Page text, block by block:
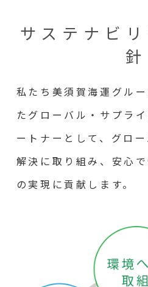
サステナビ
針
私たち美須賀海運グル
たグローバル・サプラ
ートナーとして、グロ
解決に取り組み、安心
の実現に貢献します。